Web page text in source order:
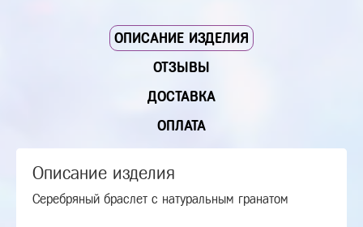
ОПИСАНИЕ ИЗДЕЛИЯ
ОТЗЫВЫ
ДОСТАВКА
ОПЛАТА
Описание изделия
Серебряный браслет с натуральным гранатом